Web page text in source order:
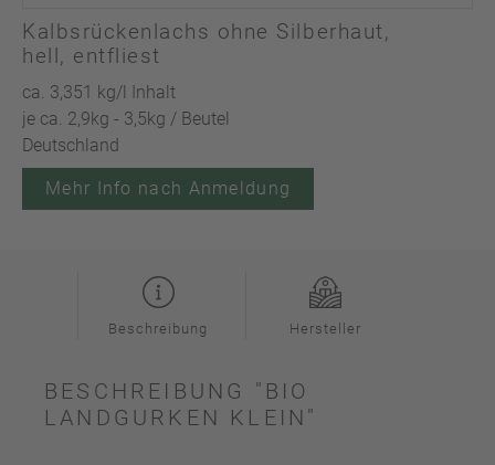
Kalbsrückenlachs ohne Silberhaut,
hell, entfliest
ca. 3,351 kg/l Inhalt
je ca. 2,9kg - 3,5kg / Beutel
Deutschland
Mehr Info nach Anmeldung
Beschreibung Hersteller
BESCHREIBUNG "BIO
LANDGURKEN KLEIN"